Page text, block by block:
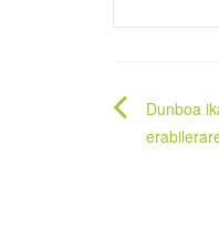
zehar
Dunboa